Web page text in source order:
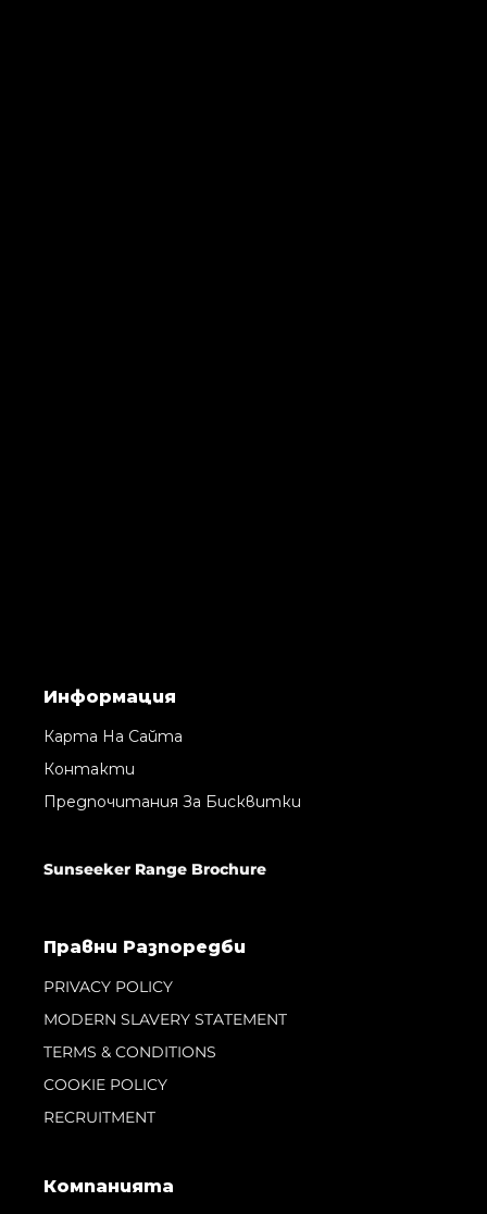
Информация
Карта На Сайта
Контакти
Предпочитания За Бисквитки
Sunseeker Range Brochure
Правни Pазпоредби
PRIVACY POLICY
MODERN SLAVERY STATEMENT
TERMS & CONDITIONS
COOKIE POLICY
RECRUITMENT
Компанията